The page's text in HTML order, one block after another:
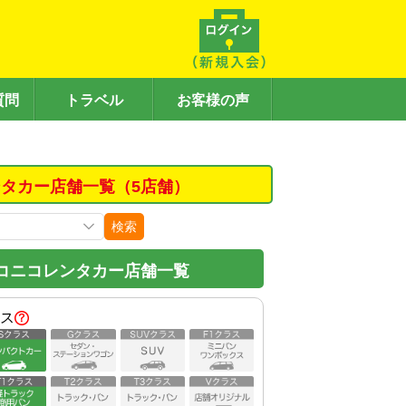
問 トラベル お客様の声
カー店舗一覧（5店舗）
検索
ニコレンタカー店舗一覧